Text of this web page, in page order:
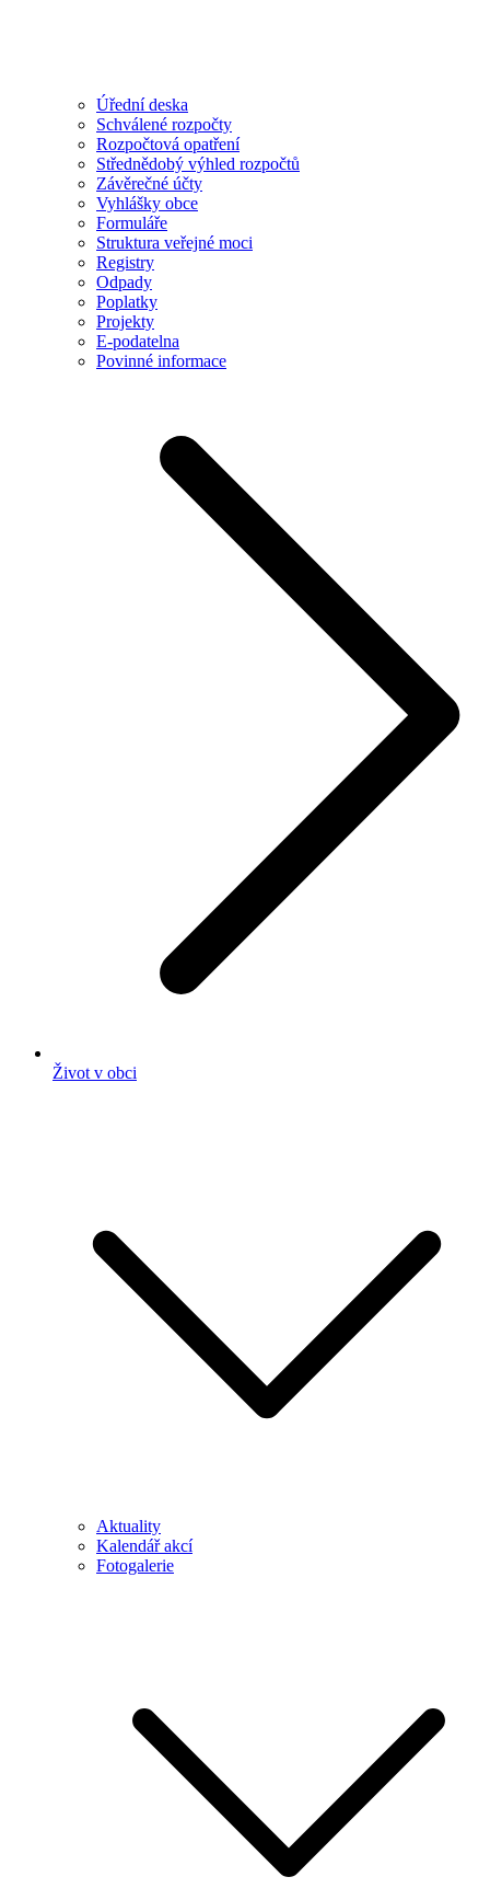
Úřední deska
Schválené rozpočty
Rozpočtová opatření
Střednědobý výhled rozpočtů
Závěrečné účty
Vyhlášky obce
Formuláře
Struktura veřejné moci
Registry
Odpady
Poplatky
Projekty
E-podatelna
Povinné informace
Život v obci
Aktuality
Kalendář akcí
Fotogalerie